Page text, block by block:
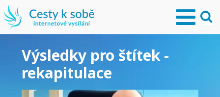
Výsledky pro štítek -
rekapitulace